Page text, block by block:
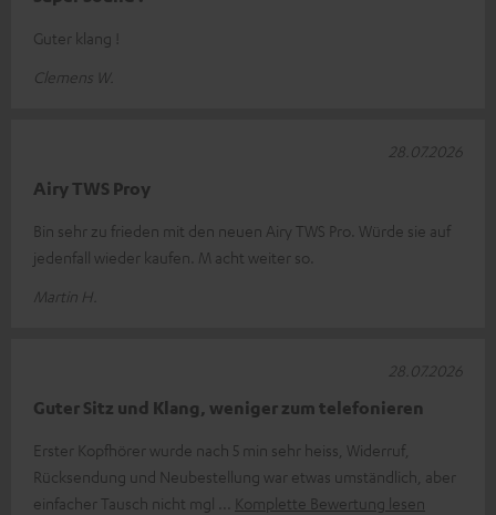
Guter klang !
Clemens W.
Airy TWS Proy
Bin sehr zu frieden mit den neuen Airy TWS Pro. Würde sie auf
jedenfall wieder kaufen. M acht weiter so.
Martin H.
28.07.2026
Guter Sitz und Klang, weniger zum telefonieren
Erster Kopfhörer wurde nach 5 min sehr heiss, Widerruf,
Rücksendung und Neubestellung war etwas umständlich, aber
einfacher Tausch nicht mgl
Komplette Bewertung lesen
28.07.2026